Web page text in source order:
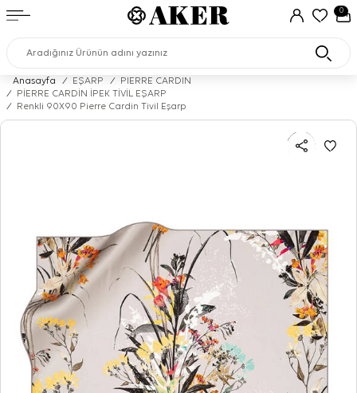
0
Anasayfa / EŞARP /
PIERRE CARDIN
/
PİERRE CARDİN İPEK TİVİL EŞARP
/
Renkli 90X90 Pierre Cardin Tivil Eşarp